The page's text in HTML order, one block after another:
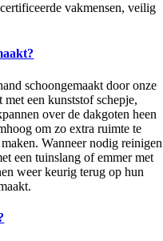
vakmensen, veilig
schoongemaakt door onze
een kunststof schepje,
over de dakgoten heen
om zo extra ruimte te
Wanneer nodig reinigen
een tuinslang of emmer met
weer keurig terug op hun